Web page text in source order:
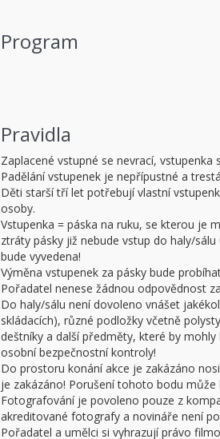
Program
Pravidla
Zaplacené vstupné se nevrací, vstupenka
Padělání vstupenek je nepřípustné a
Děti starší tří let potřebují vlastní
osoby.
Vstupenka = páska na ruku, se kterou je
ztráty pásky již nebude vstup do haly/
bude vyvedena!
Výměna vstupenek za pásky bude
Pořadatel nenese žádnou odpovědnost
Do haly/sálu není dovoleno vnášet
skládacích), různé podložky včetně
deštníky a další předměty, které by
osobní bezpečnostní kontroly!
Do prostoru konání akce je zakázáno
je zakázáno! Porušení tohoto bodu
Fotografování je povoleno pouze z
akreditované fotografy a novináře není
Pořadatel a umělci si vyhrazují právo